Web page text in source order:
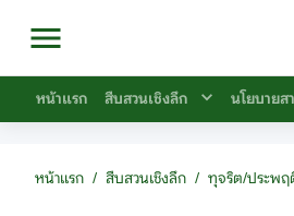
หน้าแรก สืบสวนเชิงลึก นโยบายส
หน้าแรก / สืบสวนเชิงลึก / ทุจริต/ประพ